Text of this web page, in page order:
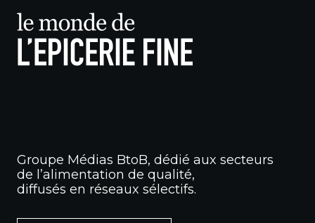
Groupe Médias BtoB, dédié aux secteurs
de l’alimentation de qualité,
diffusés en réseaux sélectifs.